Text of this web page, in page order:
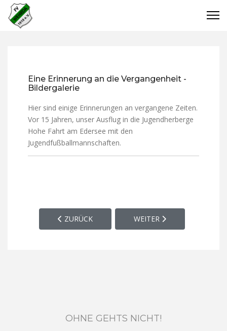
Eine Erinnerung an die Vergangenheit -
Bildergalerie
Hier sind einige Erinnerungen an vergangene Zeiten.
Vor 15 Jahren, unser Ausflug in die Jugendherberge
Hohe Fahrt am Edersee mit den
Jugendfußballmannschaften.
VORHERIGER BEITRAG: SPORTPLATZ,
ZURÜCK NÄCHSTER BEITRAG: OFF
WEITER
OHNE GEHTS NICHT!